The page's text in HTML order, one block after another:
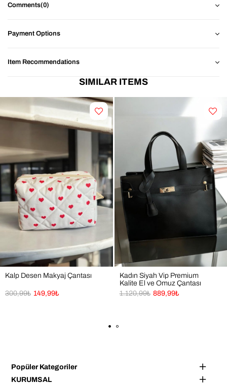
Comments(0)
Payment Options
Item Recommendations
SIMILAR ITEMS
Kalp Desen Makyaj Çantası
149,99₺
300,99₺
Kadın Siyah Vip Premium
Kalite El ve Omuz Çantası
889,99₺
1.120,99₺
Popüler Kategoriler
KURUMSAL